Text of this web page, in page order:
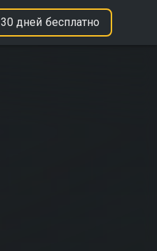
30 дней бесплатно